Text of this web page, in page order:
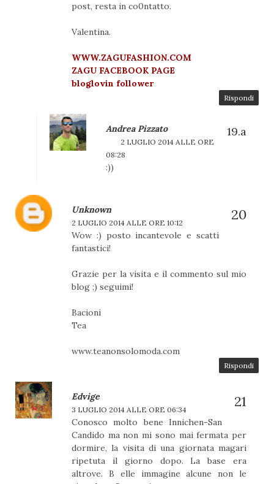
post, resta in co0ntatto.
Valentina.
WWW.ZAGUFASHION.COM
ZAGU FACEBOOK PAGE
bloglovin follower
Rispondi
Andrea Pizzato
2 LUGLIO 2014 ALLE ORE
08:28
:))
Unknown
2 LUGLIO 2014 ALLE ORE 10:12
Wow :) posto incantevole e scatti
fantastici!
Grazie per la visita e il commento sul mio
blog ;) seguimi!
Bacioni
Tea
www.teanonsolomoda.com
Rispondi
Edvige
3 LUGLIO 2014 ALLE ORE 06:34
Conosco molto bene Innichen-San
Candido ma non mi sono mai fermata per
dormire, la visita di una giornata magari
ripetuta il giorno dopo. La base era
altrove. B elle immagine alcune non le